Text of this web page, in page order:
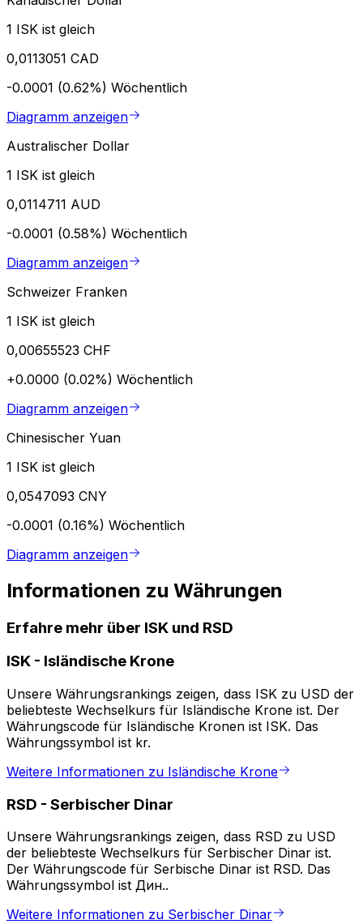
1 ISK ist gleich
0,0113051 CAD
-0.0001 (0.62%) Wöchentlich
Diagramm anzeigen
Australischer Dollar
1 ISK ist gleich
0,0114711 AUD
-0.0001 (0.58%) Wöchentlich
Diagramm anzeigen
Schweizer Franken
1 ISK ist gleich
0,00655523 CHF
+0.0000 (0.02%) Wöchentlich
Diagramm anzeigen
Chinesischer Yuan
1 ISK ist gleich
0,0547093 CNY
-0.0001 (0.16%) Wöchentlich
Diagramm anzeigen
Informationen zu Währungen
Erfahre mehr über ISK und RSD
ISK - Isländische Krone
Unsere Währungsrankings zeigen, dass ISK zu USD der
beliebteste Wechselkurs für Isländische Krone ist. Der
Währungscode für Isländische Kronen ist ISK. Das
Währungssymbol ist kr.
Weitere Informationen zu Isländische Krone
RSD - Serbischer Dinar
Unsere Währungsrankings zeigen, dass RSD zu USD
der beliebteste Wechselkurs für Serbischer Dinar ist.
Der Währungscode für Serbische Dinar ist RSD. Das
Währungssymbol ist Дин..
Weitere Informationen zu Serbischer Dinar